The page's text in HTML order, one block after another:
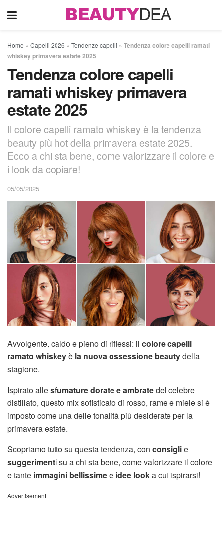
Home » Capelli 2026 » Tendenze capelli » Tendenza colore capelli ramati
whiskey primavera estate 2025
Tendenza colore capelli
ramati whiskey primavera
estate 2025
Il colore capelli ramato whiskey è la tendenza
beauty più hot della primavera estate 2025.
Ecco a chi sta bene, come valorizzare il colore e
i look da copiare!
05/05/2025
Avvolgente, caldo e pieno di riflessi: il colore capelli
ramato whiskeyè la nuova ossessione beautydella
stagione.
Ispirato allesfumature dorate e ambratedel celebre
distillato, questo mix sofisticato di rosso, rame e miele si è
imposto come una delle tonalità più desiderate per la
primavera estate.
Scopriamo tutto su questa tendenza, con consiglie
suggerimentisu a chi sta bene, come valorizzare il colore
e tante immagini bellissimee idee looka cui ispirarsi!
Advertisement